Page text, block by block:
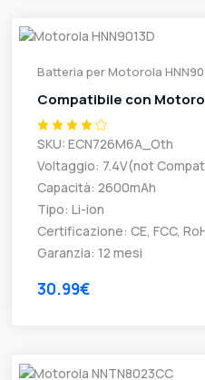
Batteria per Motorola
Compatibile con
SKU: ECN726M6A_Oth
Voltaggio: 7.4V(not
Capacità: 2600mAh
Tipo: Li-ion
Certificazione: CE, FCC,
Garanzia: 12 mesi
30.99€